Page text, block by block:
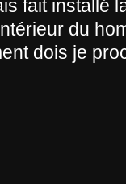
fait installé
du
dois je